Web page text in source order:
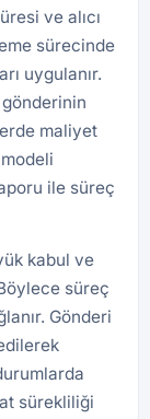
ve alıcı
sürecinde
uygulanır.
maliyet
ile süreç
kabul ve
süreç
Gönderi
sürekliliği